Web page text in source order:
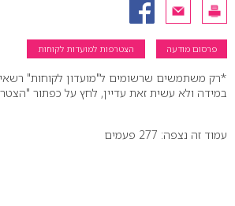
פרסום מודעה הצטרפות למועדות לקוחות
*רק משתמשים שרשומים ל"מועדון לקוחות"
במידה ולא עשית זאת עדיין, לחץ על כפתור
עמוד זה נצפה: 277 פעמים